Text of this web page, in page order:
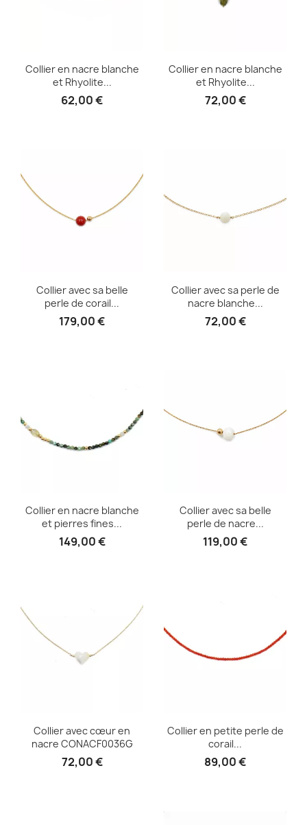
Collier en nacre blanche
et Rhyolite...
62,00 €
Collier en nacre blanche
et Rhyolite...
72,00 €
Collier avec sa belle
perle de corail...
179,00 €
Collier avec sa perle de
nacre blanche...
72,00 €
Collier en nacre blanche
et pierres fines...
149,00 €
Collier avec sa belle
perle de nacre...
119,00 €
Collier avec cœur en
nacre CONACF0036G
72,00 €
Collier en petite perle de
corail...
89,00 €